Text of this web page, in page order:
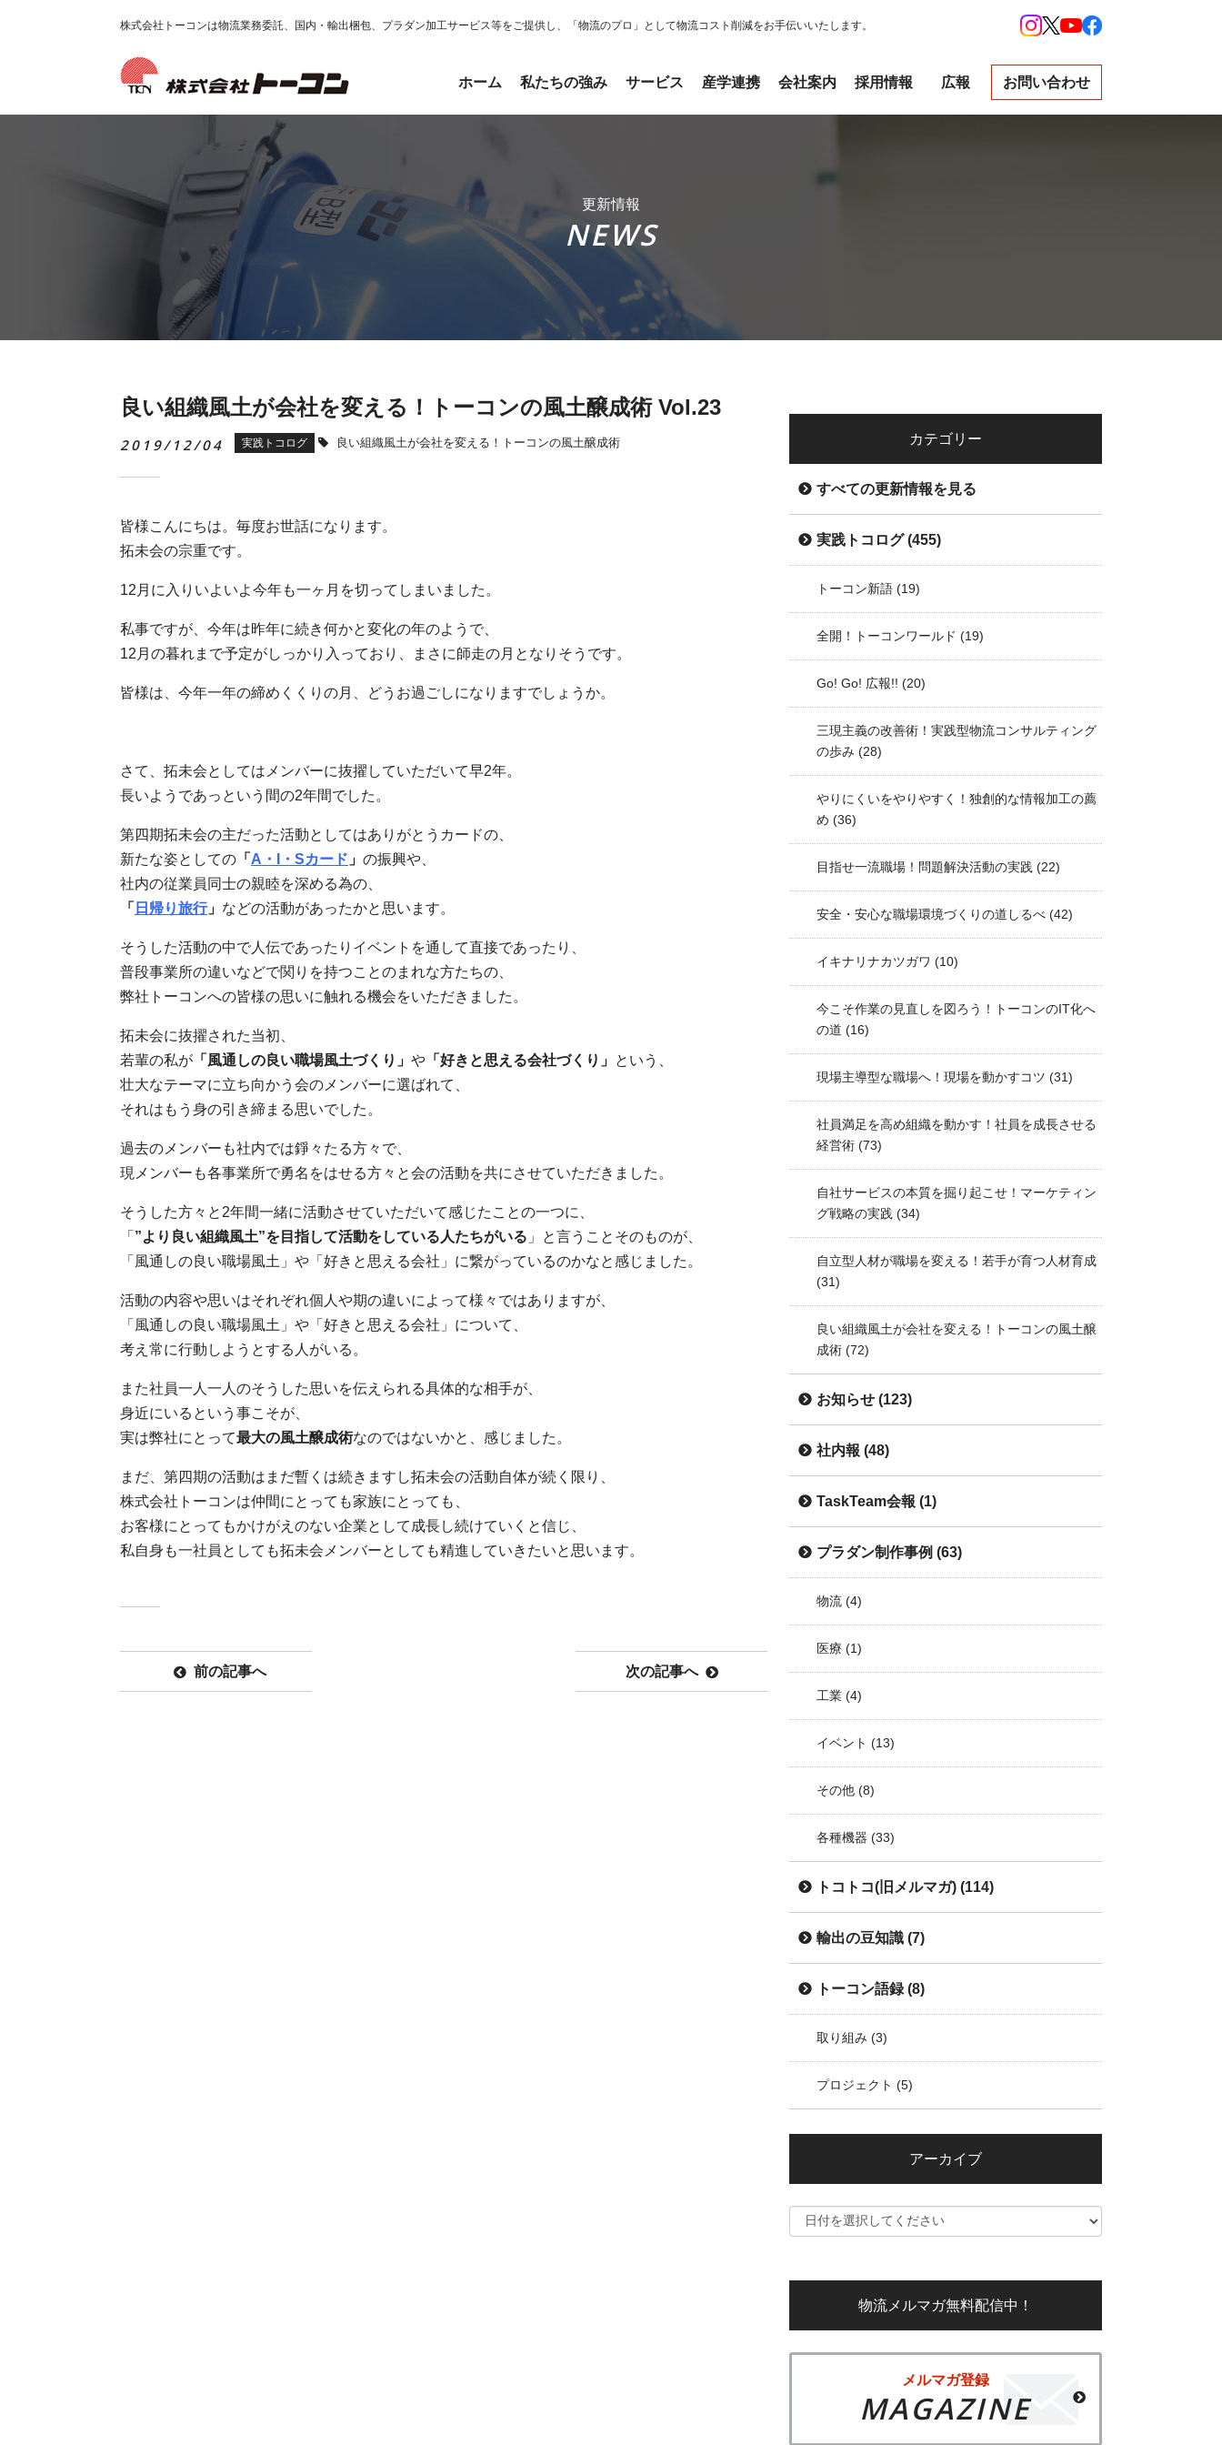
株式会社トーコンは物流業務委託、国内・輸出梱包、プラダン加工サービス等をご提供し、「物流のプロ」として物流コスト削減をお手伝いいたします。
ホーム 私たちの強み サービス 産学連携 会社案内 採用情報 広報 お問い合わせ
更新情報
NEWS
良い組織風土が会社を変える！トーコンの風土醸成術 Vol.23
2019/12/04 実践トコログ 良い組織風土が会社を変える！トーコンの風土醸成術
皆様こんにちは。毎度お世話になります。
拓未会の宗重です。
12 月に入りいよいよ今年も一ヶ月を切ってしまいました。
私事ですが、今年は昨年に続き何かと変化の年のようで、
12 月の暮れまで予定がしっかり入っており、まさに師走の月となりそうです。
皆様は、今年一年の締めくくりの月、どうお過ごしになりますでしょうか。
さて、拓未会としてはメンバーに抜擢していただいて早2年。
長いようであっという間の2年間でした。
第四期拓未会の主だった活動としてはありがとうカードの、
新たな姿としての 「 A・I・Sカード 」 の振興や、
社内の従業員同士の親睦を深める為の、
「 日帰り旅行」 などの活動があったかと思います。
そうした活動の中で人伝であったりイベントを通して直接であったり、
普段事業所の違いなどで関りを持つことのまれな方たちの、
弊社トーコンへの皆様の思いに触れる機会をいただきました。
拓未会に抜擢された当初、
若輩の私が 「風通しの良い職場風土づくり」 や 「好きと思える会社づくり」 という、
壮大なテーマに立ち向かう会のメンバーに選ばれて、
それはもう身の引き締まる思いでした。
過去のメンバーも社内では錚々たる方々で、
現メンバーも各事業所で勇名をはせる方々と会の活動を共にさせていただきました。
そうした方々と 2年間一緒に活動させていただいて感じたことの一つに、
「 ”より良い組織風土”を目指して活動をしている人たちがいる 」と言うことそのものが、
「風通しの良い職場風土」や「好きと思える会社」に繋がっているのかなと感じました。
活動の内容や思いはそれぞれ個人や期の違いによって様々ではありますが、
「風通しの良い職場風土」や「好きと思える会社」について、
考え常に行動しようとする人がいる。
また社員一人一人のそうした思いを伝えられる具体的な相手が、
身近にいるという事こそが、
実は弊社にとって最大の風土醸成術なのではないかと、感じました。
まだ、第四期の活動はまだ暫くは続きますし拓未会の活動自体が続く限り、
株式会社トーコンは仲間にとっても家族にとっても、
お客様にとってもかけがえのない企業として成長し続けていくと信じ、
私自身も一社員としても拓未会メンバーとしても精進していきたいと思います。
前の記事へ 次の記事へ
カテゴリー
すべての更新情報を見る
実践トコログ(455)
トーコン新語 (19)
全開！トーコンワールド (19)
Go! Go! 広報!! (20)
三現主義の改善術！実践型物流コンサルティング
の歩み (28)
やりにくいをやりやすく！独創的な情報加工の薦
め (36)
目指せ一流職場！問題解決活動の実践 (22)
安全・安心な職場環境づくりの道しるべ (42)
イキナリナカツガワ (10)
今こそ作業の見直しを図ろう！トーコンのIT化へ
の道 (16)
現場主導型な職場へ！現場を動かすコツ (31)
社員満足を高め組織を動かす！社員を成長させる
経営術 (73)
自社サービスの本質を掘り起こせ！マーケティン
グ戦略の実践 (34)
自立型人材が職場を変える！若手が育つ人材育成
(31)
良い組織風土が会社を変える！トーコンの風土醸
成術 (72)
お知らせ (123)
社内報 (48)
TaskTeam会報 (1)
プラダン制作事例 (63)
物流 (4)
医療 (1)
工業 (4)
イベント (13)
その他 (8)
各種機器 (33)
トコトコ(旧メルマガ) (114)
輸出の豆知識 (7)
トーコン語録(8)
取り組み (3)
プロジェクト (5)
アーカイブ
物流メルマガ無料配信中！
メルマガ登録
MAGAZINE